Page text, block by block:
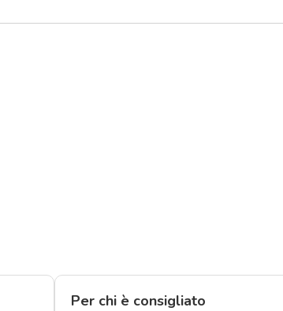
Per chi è consigliato